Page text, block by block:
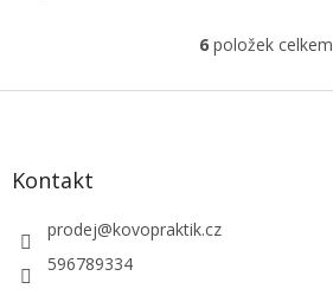
O
l
6položek celkem
Z
Kontakt
prodej@kovopraktik.cz
596789334